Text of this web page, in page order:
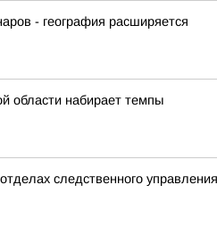
- география расширяется
области набирает темпы
следственного